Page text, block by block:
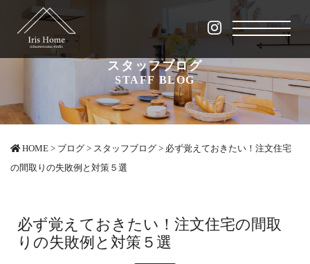
スタッフブログ
STAFF BLOG
HOME > ブログ > スタッフブログ > 必ず覚えておきたい！注文住宅
の間取りの失敗例と対策５選
必ず覚えておきたい！注文住宅の間取
りの失敗例と対策５選